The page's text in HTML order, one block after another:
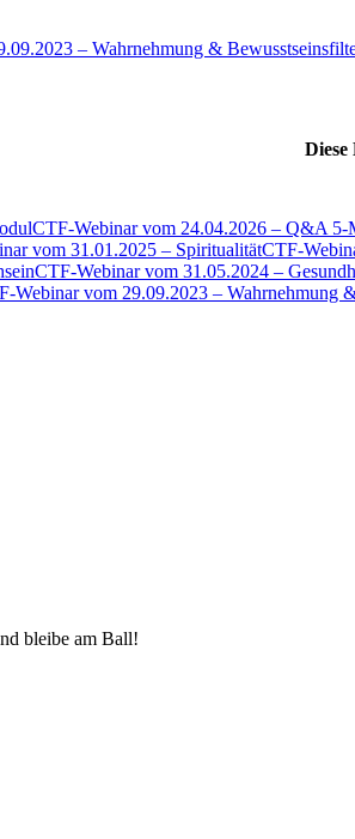
CTF-Webinar vom 24.04.2026 – Q&A 5-
vom 31.01.2025 – SpiritualitätCTF-
CTF-Webinar vom 31.05.2024 –
Webinar vom 29.09.2023 – Wahrnehmung
bleibe am Ball!